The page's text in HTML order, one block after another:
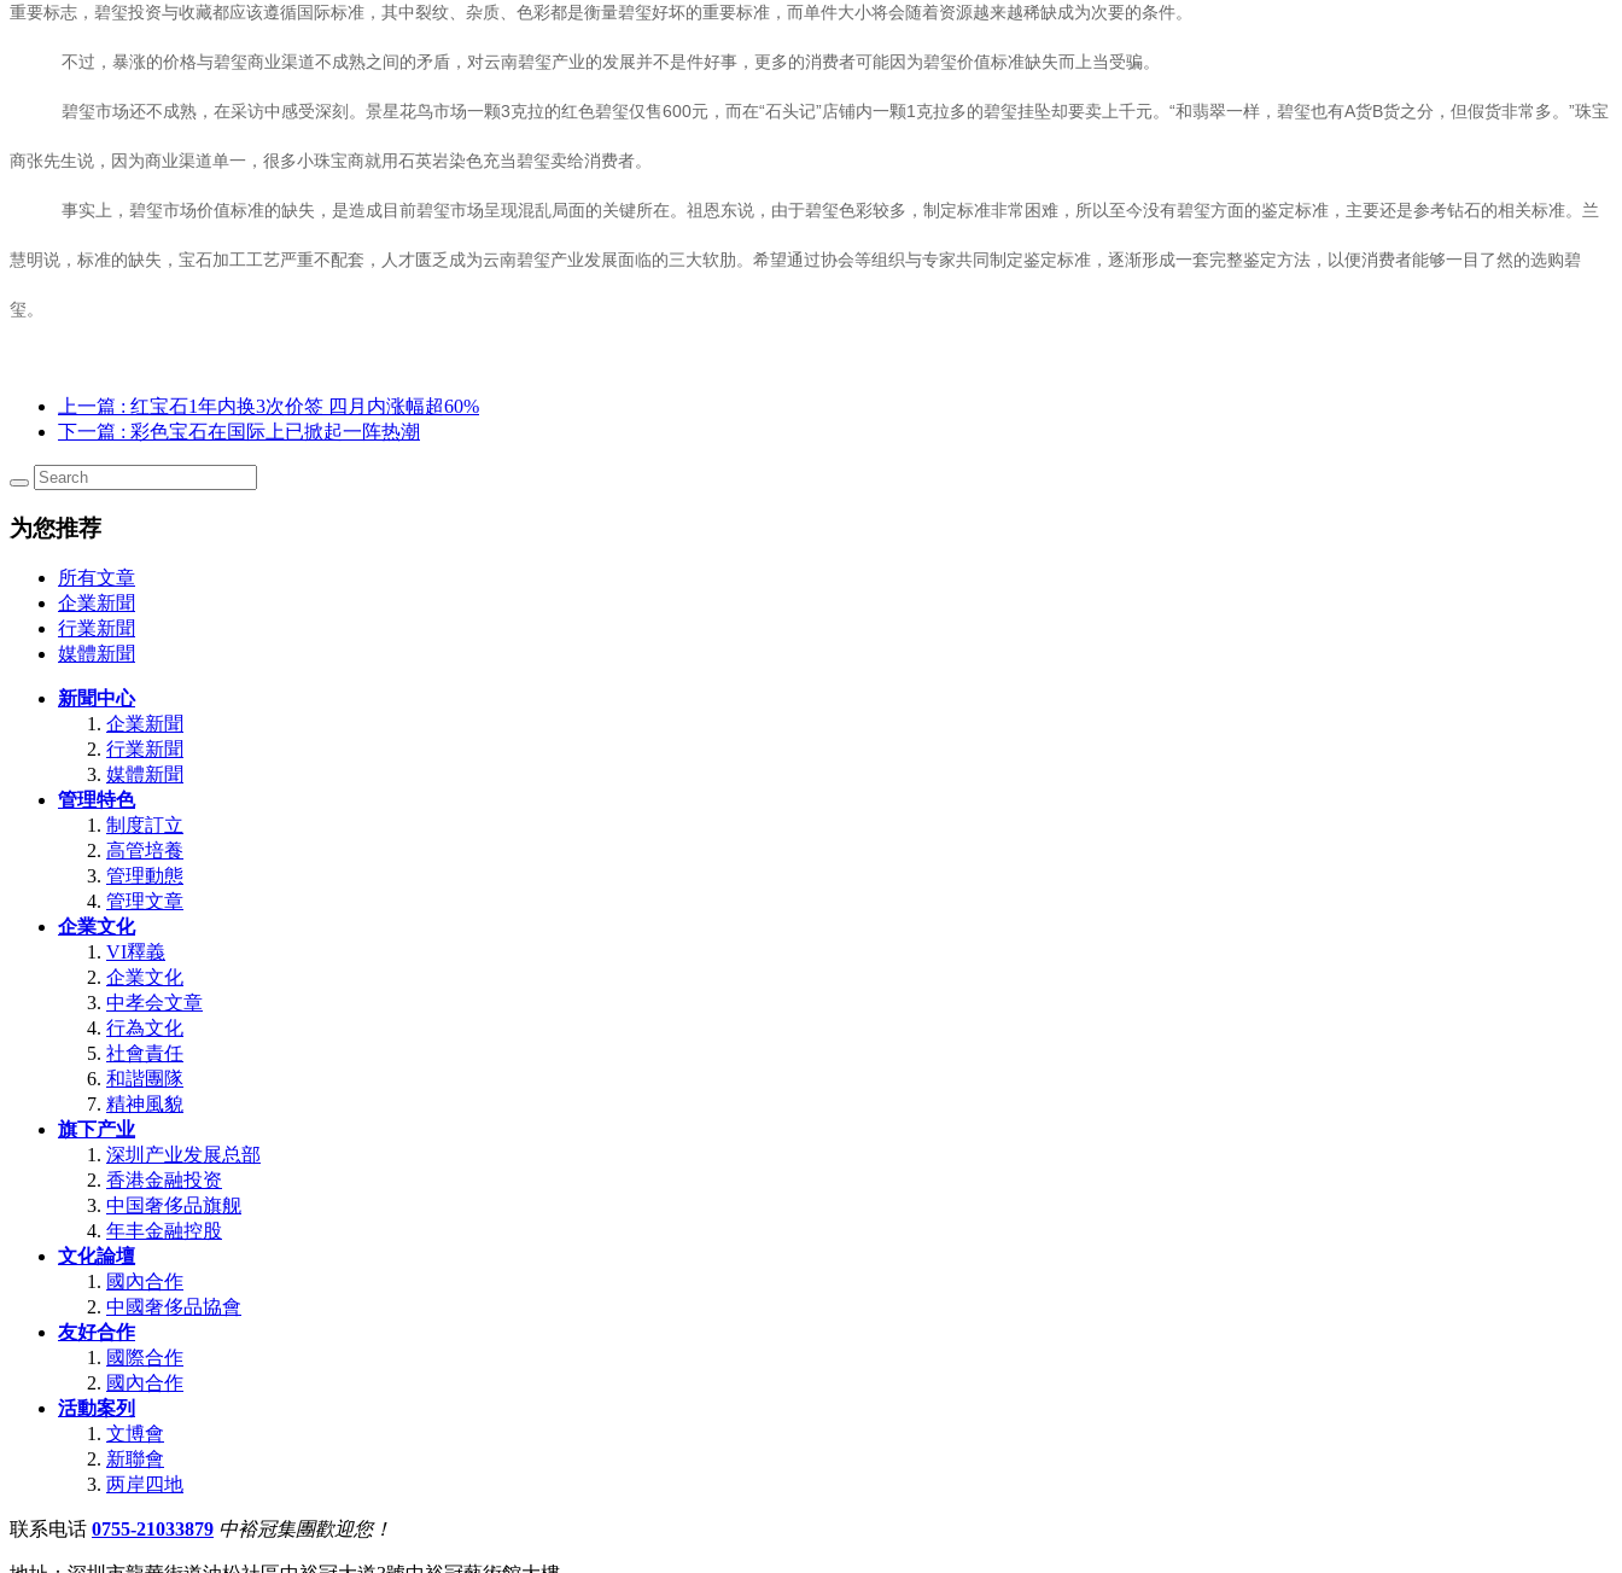
重要标志，碧玺投资与收藏都应该遵循国际标准，其中裂纹、杂质、色彩都是衡量碧玺好坏的重要标准，而单件大小将会随着资源越来越稀缺成为次要的条件。
不过，暴涨的价格与碧玺商业渠道不成熟之间的矛盾，对云南碧玺产业的发展并不是件好事，更多的消费者可能因为碧玺价值标准缺失而上当受骗。
碧玺市场还不成熟，在采访中感受深刻。景星花鸟市场一颗3克拉的红色碧玺仅售600元，而在“石头记”店铺内一颗1克拉多的碧玺挂坠却要卖上千元。“和翡翠一样，碧玺也有A货B货之分，但假货非常多。”珠宝
商张先生说，因为商业渠道单一，很多小珠宝商就用石英岩染色充当碧玺卖给消费者。
事实上，碧玺市场价值标准的缺失，是造成目前碧玺市场呈现混乱局面的关键所在。祖恩东说，由于碧玺色彩较多，制定标准非常困难，所以至今没有碧玺方面的鉴定标准，主要还是参考钻石的相关标准。兰
慧明说，标准的缺失，宝石加工工艺严重不配套，人才匮乏成为云南碧玺产业发展面临的三大软肋。希望通过协会等组织与专家共同制定鉴定标准，逐渐形成一套完整鉴定方法，以便消费者能够一目了然的选购碧
玺。
上一篇 : 红宝石1年内换3次价签 四月内涨幅超60%
下一篇 : 彩色宝石在国际上已掀起一阵热潮
为您推荐
所有文章
企業新聞
行業新聞
媒體新聞
新聞中心
企業新聞
行業新聞
媒體新聞
管理特色
制度訂立
高管培養
管理動態
管理文章
企業文化
VI釋義
企業文化
中孝会文章
行為文化
社會責任
和諧團隊
精神風貌
旗下产业
深圳产业发展总部
香港金融投资
中国奢侈品旗舰
年丰金融控股
文化論壇
國內合作
中國奢侈品協會
友好合作
國際合作
國內合作
活動案列
文博會
新聯會
两岸四地
联系电话 0755-21033879 中裕冠集團歡迎您！